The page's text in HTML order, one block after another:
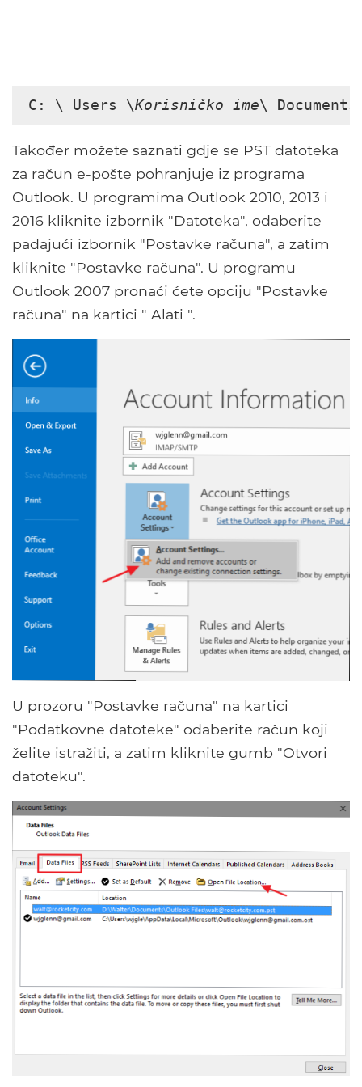
C: \ Users \Korisničko ime\
Također možete saznati gdje se PST datoteka
za račun e-pošte pohranjuje iz programa
Outlook. U programima Outlook 2010, 2013 i
2016 kliknite izbornik "Datoteka", odaberite
padajući izbornik "Postavke računa", a zatim
kliknite "Postavke računa". U programu
Outlook 2007 pronaći ćete opciju "Postavke
računa" na kartici " Alati ".
U prozoru "Postavke računa" na kartici
"Podatkovne datoteke" odaberite račun koji
želite istražiti, a zatim kliknite gumb "Otvori
datoteku".